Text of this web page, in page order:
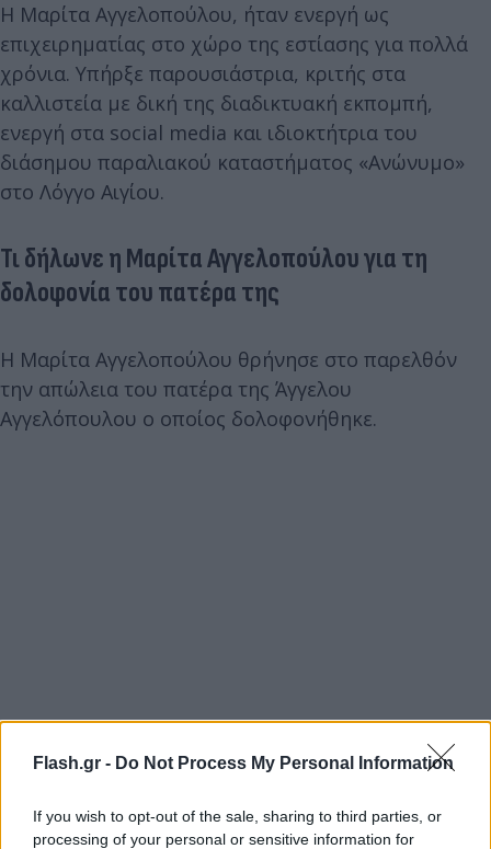
Flash.gr - Do Not Process My Personal Information
If you wish to opt-out of the sale, sharing to third parties, or
processing of your personal or sensitive information for
Η Μαρίτα Αγγελοπούλου, ήταν ενεργή ως
επιχειρηματίας στο χώρο της εστίασης για πολλά
χρόνια. Υπήρξε παρουσιάστρια, κριτής στα
καλλιστεία με δική της διαδικτυακή εκπομπή,
ενεργή στα social media και ιδιοκτήτρια του
διάσημου παραλιακού καταστήματος «Ανώνυμο»
στο Λόγγο Αιγίου.
Τι δήλωνε η Μαρίτα Αγγελοπούλου για τη
δολοφονία του πατέρα της
Η Μαρίτα Αγγελοπούλου θρήνησε στο παρελθόν
την απώλεια του πατέρα της Άγγελου
Αγγελόπουλου ο οποίος δολοφονήθηκε.